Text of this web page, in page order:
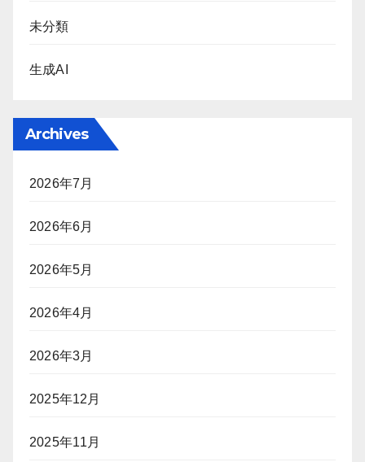
未分類
生成AI
Archives
2026年7月
2026年6月
2026年5月
2026年4月
2026年3月
2025年12月
2025年11月